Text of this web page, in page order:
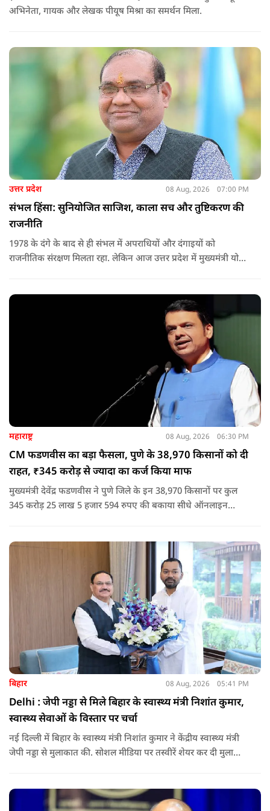
अभिनेता, गायक और लेखक पीयूष मिश्रा का समर्थन मिला.
उत्तर प्रदेश 08 Aug, 2026 07:00 PM
संभल हिंसा: सुनियोजित साजिश, काला सच और तुष्टिकरण की
राजनीति
1978 के दंगे के बाद से ही संभल में अपराधियों और दंगाइयों को
राजनीतिक संरक्षण मिलता रहा. लेकिन आज उत्तर प्रदेश में मुख्यमंत्री योगी
नेता या सांसद क्यों न हो, यदि वह राज्य की शांति और सुरक्षा से खिलवाड़
महाराष्ट्र 08 Aug, 2026 06:30 PM
CM फडणवीस का बड़ा फैसला, पुणे के 38,970 किसानों को दी
राहत, ₹345 करोड़ से ज्यादा का कर्ज किया माफ
मुख्यमंत्री देवेंद्र फडणवीस ने पुणे जिले के इन 38,970 किसानों पर कुल
345 करोड़ 25 लाख 5 हजार 594 रुपए की बकाया सीधे ऑनलाइन
बिहार 08 Aug, 2026 05:41 PM
Delhi : जेपी नड्डा से मिले बिहार के स्वास्थ्य मंत्री निशांत कुमार,
स्वास्थ्य सेवाओं के विस्तार पर चर्चा
नई दिल्ली में बिहार के स्वास्थ्य मंत्री निशांत कुमार ने केंद्रीय स्वास्थ्य मंत्री
जेपी नड्डा से मुलाकात की. सोशल मीडिया पर तस्वीरें शेयर कर दी मुलाकात